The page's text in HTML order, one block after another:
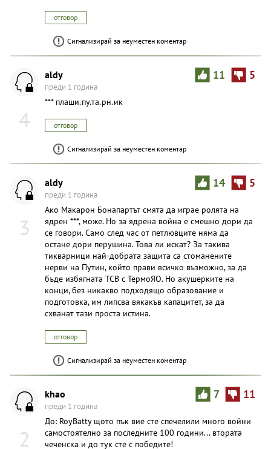
отговор
Сигнализирай за неуместен коментар
4
11 5
aldy
преди 1 година
*** плаши.пу.та.рн.ик
отговор
Сигнализирай за неуместен коментар
3
14 5
aldy
преди 1 година
Ако Макарон Бонапартът смята да играе ролята на
ядрен ***, може. Но за ядрена война е смешно дори да
се говори. Само след час от петлювците няма да
остане дори перушина. Това ли искат? За такива
тикварници най-добрата защита са стоманените
нерви на Путин, който прави всичко възможно, за да
бъде избягната ТСВ с ТермоЯО. Но акушерките на
конци, без никакво подходящо образование и
подготовка, им липсва вякакъв капацитет, за да
схванат тази проста истина.
отговор
Сигнализирай за неуместен коментар
2
7 11
khao
преди 1 година
До: RoyBatty щото пък вие сте спечелили много войни
самостоятелно за последните 100 години... втората
чеченска и до тук сте с победите!